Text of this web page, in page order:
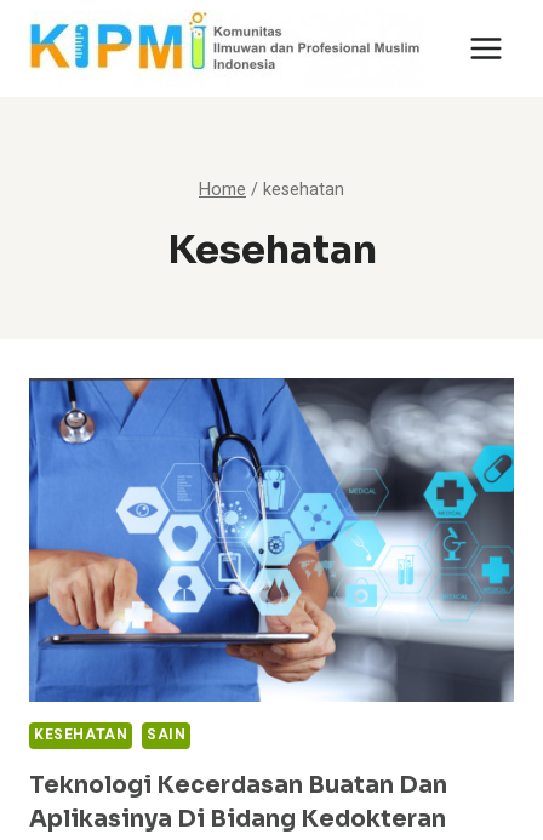
Skip
Home /kesehatan
Kesehatan
KESEHATAN SAIN
Teknologi Kecerdasan Buatan Dan
Aplikasinya Di Bidang Kedokteran